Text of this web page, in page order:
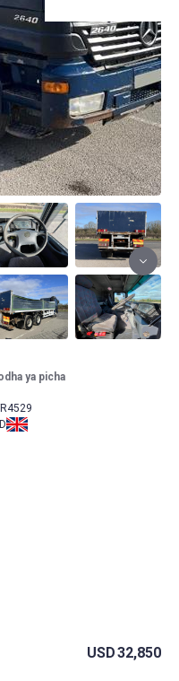
ya picha
USD32,850